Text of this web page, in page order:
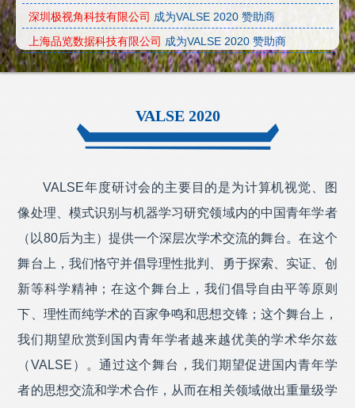
深圳极视角科技有限公司 成为VALSE 2020 赞助商
上海品览数据科技有限公司 成为VALSE 2020 赞助商
南京坤前计算机科技有限公司成为VALSE 2020 赞助商
成为VALSE 2020 赞助商
杭州海康威视数字技术股份有限公司成为VALSE 2020 赞助
大连恒锐科技股份有限公司
成为VALSE 2020 赞助商
北京三快科技有限公司
成为VALSE 2020 赞助商
北京旷视科技有限公司 成为VALSE 2020 赞助商
北京格灵深瞳信息技术有限公司成为VALSE 2020 赞助商
VALSE 2020
VALSE年度研讨会的主要目的是为计算机视觉、图
像处理、模式识别与机器学习研究领域内的中国青年学者
（以80后为主）提供一个深层次学术交流的舞台。在这个
舞台上，我们恪守并倡导理性批判、勇于探索、实证、创
新等科学精神；在这个舞台上，我们倡导自由平等原则
下、理性而纯学术的百家争鸣和思想交锋；这个舞台上，
我们期望欣赏到国内青年学者越来越优美的学术华尔兹
（VALSE）。通过这个舞台，我们期望促进国内青年学
者的思想交流和学术合作，从而在相关领域做出重量级学